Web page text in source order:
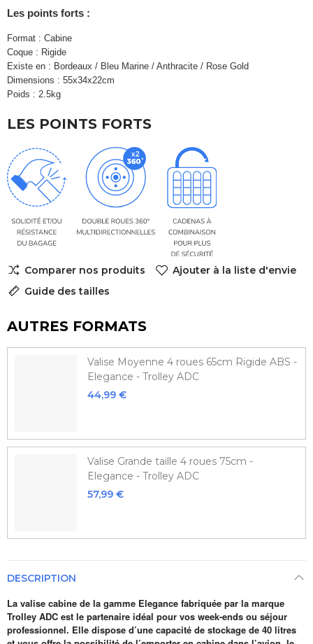
Les points forts :
Format : Cabine
Coque : Rigide
Existe en : Bordeaux / Bleu Marine / Anthracite / Rose Gold
Dimensions : 55x34x22cm
Poids : 2.5kg
LES POINTS FORTS
Comparer nos produits
Ajouter à la liste d'envie
Guide des tailles
AUTRES FORMATS
Valise Moyenne 4 roues 65cm Rigide ABS -
Elegance - Trolley ADC
44,99 €
Valise Grande taille 4 roues 75cm -
Elegance - Trolley ADC
57,99 €
DESCRIPTION
La valise cabine de la gamme Elegance fabriquée par la marque
Trolley ADC est le partenaire idéal pour vos week-ends ou séjour
professionnel. Elle dispose d’une capacité de stockage de 40 litres